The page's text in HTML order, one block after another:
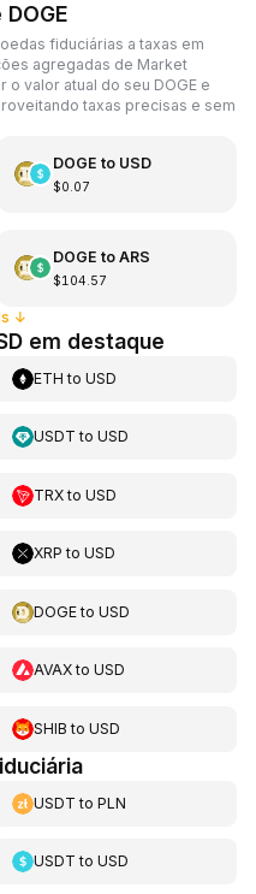
fiduciárias a taxas em
agregadas de Market
valor atual do seu DOGE e
taxas precisas e sem
DOGE to USD
$0.07
DOGE to ARS
$104.57
↓
em destaque
ETH toUSD
USDT toUSD
TRXtoUSD
XRP toUSD
DOGEtoUSD
AVAXtoUSD
SHIB toUSD
USDT toPLN
USDT toUSD